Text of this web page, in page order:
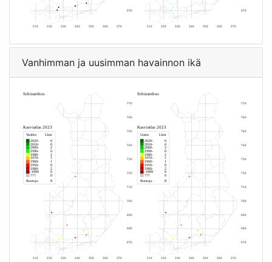
Vanhimman ja uusimman havainnon ikä